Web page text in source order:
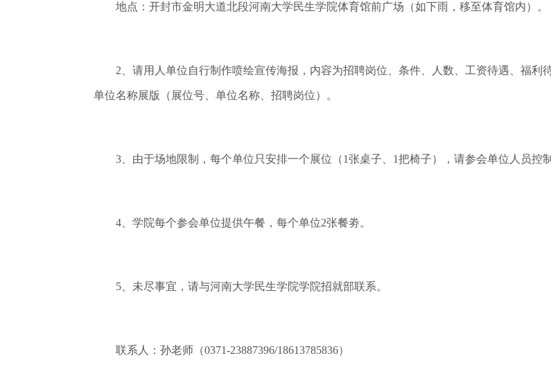
地点：开封市金明大道北段河南大学民生学院体育馆前广场（如下雨，移至体育馆内）。
2、请用人单位自行制作喷绘宣传海报，内容为招聘岗位、条件、人数、工资待遇、福利
单位名称展版（展位号、单位名称、招聘岗位）。
3、由于场地限制，每个单位只安排一个展位（1张桌子、1把椅子），请参会单位人员控制
4、学院每个参会单位提供午餐，每个单位2张餐劵。
5、未尽事宜，请与河南大学民生学院学院招就部联系。
联系人：孙老师（0371-23887396/18613785836）